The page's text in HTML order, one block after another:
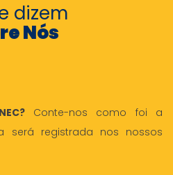
dizem
Nós
Conte-nos como foi a
será registrada nos nossos